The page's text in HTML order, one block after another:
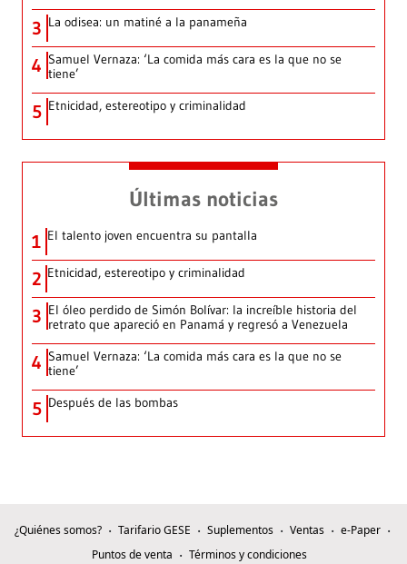
3 La odisea: un matiné a la panameña
4 Samuel Vernaza: ‘La comida más cara es la que no se
tiene’
5 Etnicidad, estereotipo y criminalidad
Últimas noticias
1 El talento joven encuentra su pantalla​
2 Etnicidad, estereotipo y criminalidad
3 El óleo perdido de Simón Bolívar: la increíble historia del
retrato que apareció en Panamá y regresó a Venezuela
4 Samuel Vernaza: ‘La comida más cara es la que no se
tiene’
5 Después de las bombas
¿Quiénes somos? Tarifario GESE Suplementos Ventas
e-Paper
Puntos de venta
Términos y condiciones